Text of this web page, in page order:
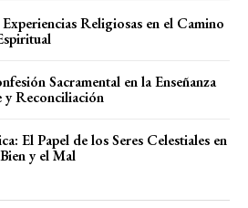
Religiosas en el Camino
Sacramental en la Enseñanza
y Reconciliación
El Papel de los Seres Celestiales en
y el Mal